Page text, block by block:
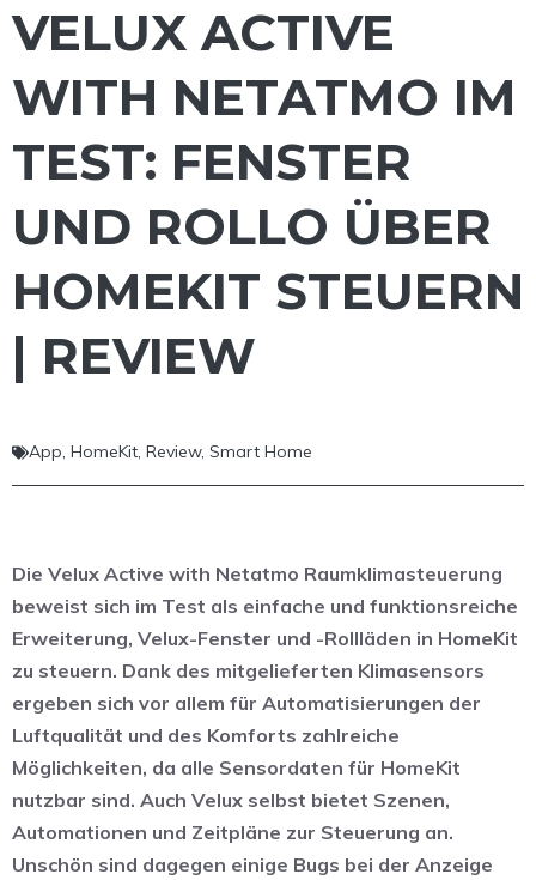
VELUX ACTIVE
WITH NETATMO IM
TEST: FENSTER
UND ROLLO ÜBER
HOMEKIT STEUERN
| REVIEW
App, HomeKit, Review, Smart Home
Die Velux Active with Netatmo Raumklimasteuerung
beweist sich im Test als einfache und funktionsreiche
Erweiterung, Velux-Fenster und -Rollläden in HomeKit
zu steuern. Dank des mitgelieferten Klimasensors
ergeben sich vor allem für Automatisierungen der
Luftqualität und des Komforts zahlreiche
Möglichkeiten, da alle Sensordaten für HomeKit
nutzbar sind. Auch Velux selbst bietet Szenen,
Automationen und Zeitpläne zur Steuerung an.
Unschön sind dagegen einige Bugs bei der Anzeige